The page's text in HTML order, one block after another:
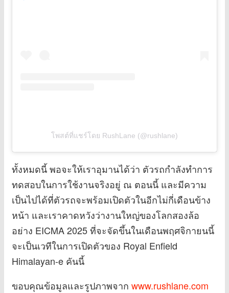
โพสต์ที่แชร์โดย RushLane (@rushlane)
ทั้งหมดนี้ พอจะให้เราอุมานได้ว่า ตัวรถกำลังทำการ
ทดสอบในการใช้งานจริงอยู่ ณ ตอนนี้ และมีความ
เป็นไปได้ที่ตัวรถจะพร้อมเปิดตัวในอีกไม่กี่เดือนข้าง
หน้า และเราคาดหวังว่างานใหญ่ของโลกสองล้อ
อย่าง EICMA 2025 ที่จะจัดขึ้นในเดือนพฤศจิกายนนี้
จะเป็นเวทีในการเปิดตัวของ Royal Enfield
Himalayan-e คันนี้
ขอบคุณข้อมูลและรูปภาพจาก www.rushlane.com